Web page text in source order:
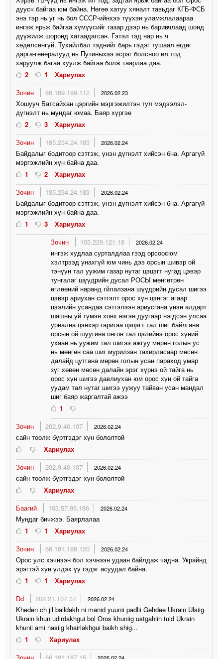
дуусч байгаа юм байна. Нөгөө хатуу хяналт тавьдаг КГБ-ФСБ
энэ тэр нь уг нь бол СССР-ийнхээ түүхэн уламжлалаараа
ингэж ярьж байгаа хүмүүсийг газар дээр нь баривчлаад шонд
дүүжилж шоронд хатаадагсан. Гэтэл тэд нар нь ч
хөдөлсөнгүй. Тухайлбал тэднийг барь гэдэг тушаал өгдөг
дарга-генералууд нь Путиныхээ эсрэг болсноо ил тод
харуулж багаа хуулж байгаа болж таарлаа даа.
2
1
Хариулах
Зочин
86.169.199.112 2026.02.23
Хошууч Батсайхан цэргийн мэргэжилтэн тул мэдээлэл-
дүгнэлт нь мундаг юмаа. Баяр хүргэе
2
3
Хариулах
Зочин
185.234.24.183 2026.02.24
Байдалыг бодитоор сэтгэж, үнэн дүгнэлт хийсэн бна. Аргагүй
мэргэжлийн хүн байна даа.
1
2
Хариулах
Зочин
185.234.24.183 2026.02.24
Байдалыг бодитоор сэтгэж, үнэн дүгнэлт хийсэн бна. Аргагүй
мэргэжлийн хүн байна даа.
1
3
Хариулах
Зочин
103.229.121.18 2026.02.24
ингэж худлаа сурталдлаа гээд орсоосюм
хэлтрээд унахгүй юм чинь дээ орсын шивэр ой
тэнүүн тал уужим газар нутаг цэцэгт нугад цэвэр
тунгалаг шүүдрийн дусал РОСЫ мөнгөтрөн
өглөөний наранд гйлалзана шүүдрийн дусал шигээ
цэвэр ариухан сэтгэлт орос хүн цэнгэг агаар
цээлийн усандаа сэтгэлээн ариусгана үнэн алдарт
шашны үй түмэн хонх нэгэн дуугаар нэгдсэн улсаа
уриална цэнхэр гаригаа цэцэгт тал шиг байлгана
орсын ой шуугина онгон тал цэлийнэ орос хүний
ухаан нь уужим тал шигээ ажгуу мөрөн голын ус
нь мөнгөн саа шиг мурилзан тахирласаар мөсөн
далайд цутгана мөрөн голын усан параход умар
зүг хөвөн мөсөн далайн эрэг хүрнэ ой тайга нь
орос хүн шигээ давлиухан юм орос хүн ой тайга
уудам тал нутаг шигээ уужуу тайван усан мандал
шиг баяр жаргалтай ажээ
1
Зочин
202.9.40.107 2026.02.24
сайн тоолж бүртгэдэг хүн бололтой
Хариулах
Зочин
202.9.40.107 2026.02.24
сайн тоолж бүртгэдэг хүн бололтой
Хариулах
Баагий
103.57.95.186 2026.02.24
Мундаг бичжээ. Баярлалаа
1
1
Хариулах
Зочин
66.181.188.120 2026.02.24
Орос улс хэчнээн бол хэчнээн удаан байлдаж чадна. Украйнд
эрэгтэй хүн үлдэх үү гэдэг асуудал байна.
1
1
Хариулах
Dd
202.21.107.37 2026.02.24
Kheden ch jil baildakh ni manid yuunii padlii Gehdee Ukrain Ulsiig
Ukrain khun udirdakhgui bol Oros khuniig ustgahiin tuld Ukrain
khunii ami nasiig khairlakhgui baikh shig...
1
Хариулах